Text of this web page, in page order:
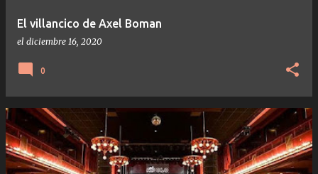
El villancico de Axel Boman
el diciembre 16, 2020
0